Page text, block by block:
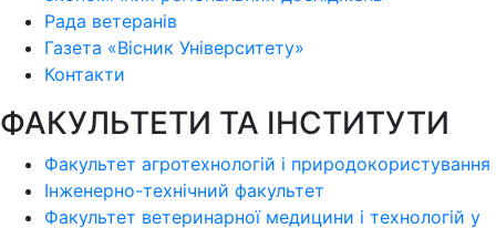
Рада ветеранів
Газета «Вісник Університету»
Контакти
ФАКУЛЬТЕТИ ТА ІНСТИТУТИ
Факультет агротехнологій і природокористування
Інженерно-технічний факультет
Факультет ветеринарної медицини і технологій у